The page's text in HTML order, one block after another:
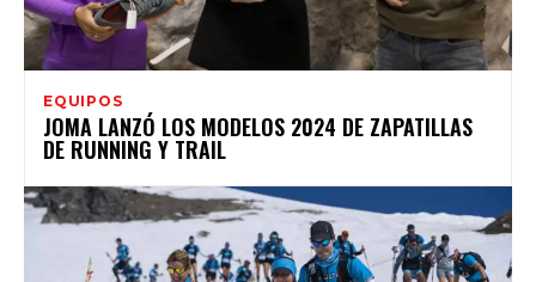
EQUIPOS
JOMA LANZÓ LOS MODELOS 2024 DE ZAPATILLAS
DE RUNNING Y TRAIL